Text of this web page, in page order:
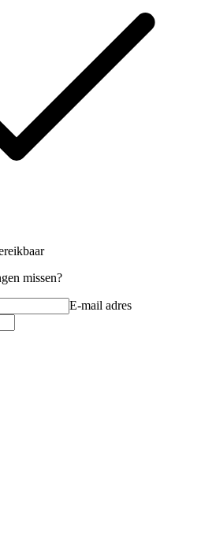
missen?
E-mail adres